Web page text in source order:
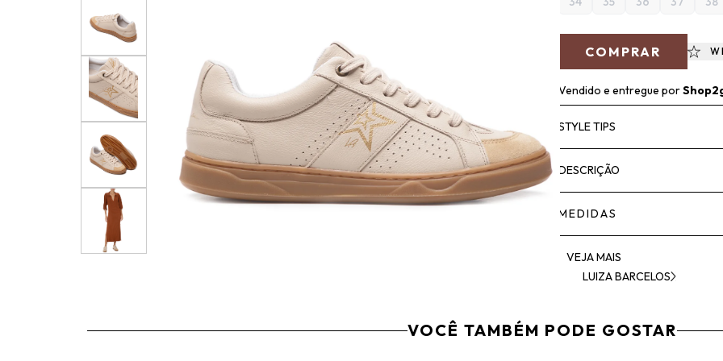
COMPRAR
Vendido e entregue por
STYLE TIPS
DESCRIÇÃO
MEDIDAS
VEJA MAIS
LUIZA BARCELOS
VOCÊ TAMBÉM PODE GOSTAR